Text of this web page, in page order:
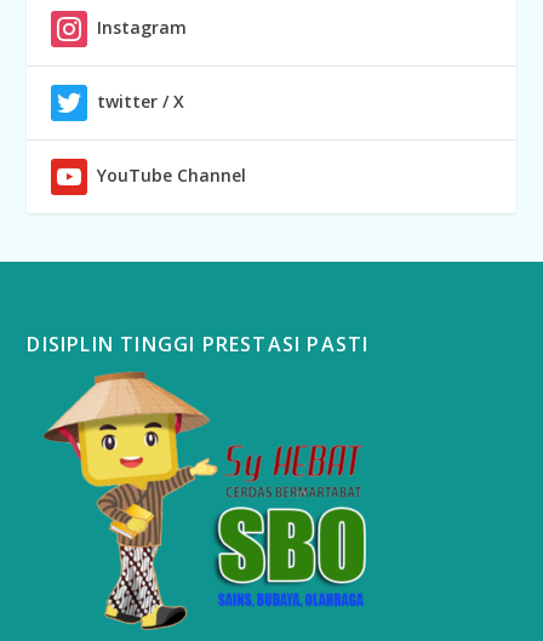
Instagram
twitter / X
YouTube Channel
DISIPLIN TINGGI PRESTASI PASTI